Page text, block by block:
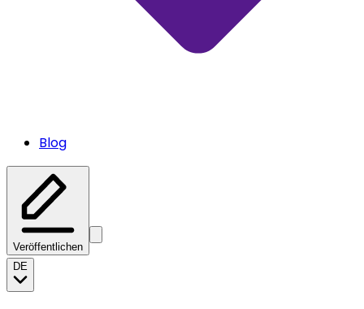
Blog
Veröffentlichen
DE